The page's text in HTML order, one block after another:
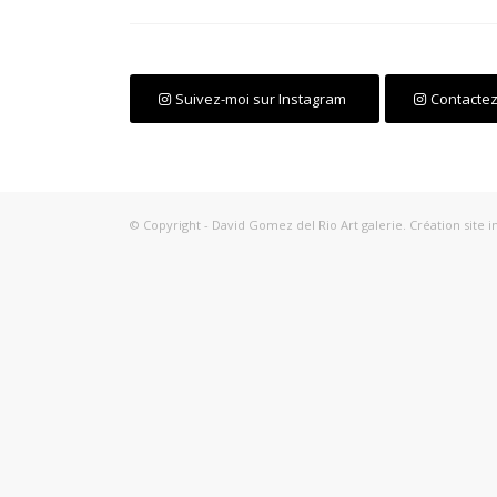
Suivez-moi sur Instagram
© Copyright - David Gomez del Rio Art galerie. Création site